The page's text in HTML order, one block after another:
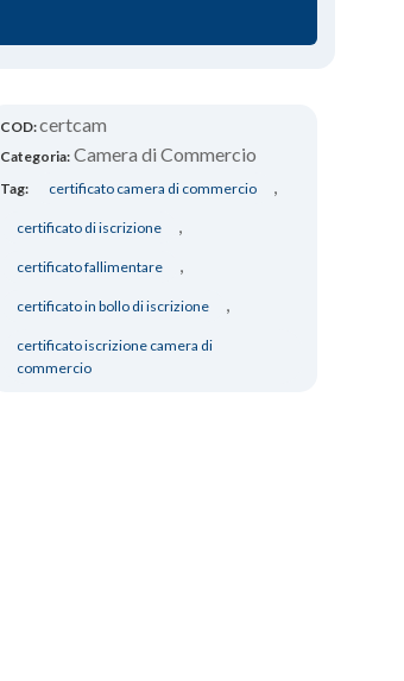
COD:certcam
Categoria: Camera di Commercio
Tag: certificato camera di commercio ,
certificato di iscrizione ,
certificato fallimentare ,
certificato in bollo di iscrizione ,
certificato iscrizione camera di
commercio